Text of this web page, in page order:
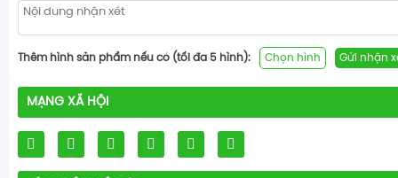
Thêm hình sản phẩm nếu có (tối đa 5 hình): Chọn hình Gửi nhận
MẠNG XÃ HỘI